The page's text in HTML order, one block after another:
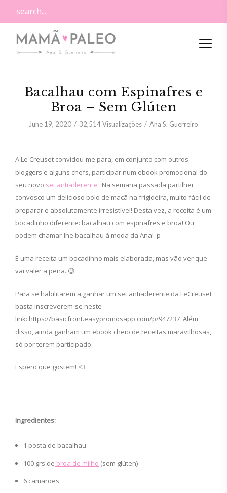
Bacalhau com Espinafres e
Broa – Sem Glúten
June 19, 2020 32,514Visualizações Ana S. Guerreiro
A Le Creuset convidou-me para, em conjunto com outros
bloggers e alguns chefs, participar num ebook promocional do
seu novo set antiaderente. Na semana passada partilhei
convosco um delicioso bolo de maçã na frigideira, muito fácil de
preparar e absolutamente irresistível! Desta vez, a receita é um
bocadinho diferente: bacalhau com espinafres e broa! Ou
podem chamar-lhe bacalhau à moda da Ana! :p
É uma receita um bocadinho mais elaborada, mas vão ver que
vai valer a pena. 😉
Para se habilitarem a ganhar um set antiaderente da LeCreuset
basta inscreverem-se neste
link: https://basicfront.easypromosapp.com/p/947237 Além
disso, ainda ganham um ebook cheio de receitas maravilhosas,
só por terem participado.
Espero que gostem! <3
Ingredientes:
1 posta de bacalhau
100 grs de broa de milho (sem glúten)
6 camarões